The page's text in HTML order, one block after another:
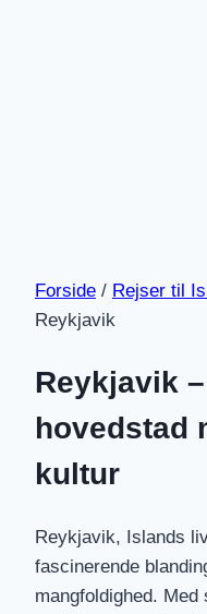
Forside / Rejser til
Reykjavik
Reykjavik
hovedstad
kultur
Reykjavik, Islands
fascinerende
mangfoldighed.